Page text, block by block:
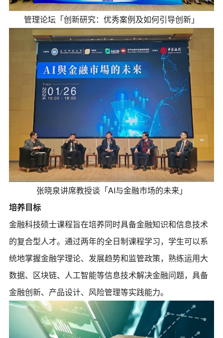
管理论坛「创新研究：优秀案例及如何引导创新」
张晓泉讲席教授谈「AI与金融市场的未来」
培养目标
金融科技硕士课程旨在培养同时具备金融知识和信息技术
的复合型人才。通过两年的全日制课程学习，学生可以系
统地掌握金融学理论、发展趋势和监管政策，熟练运用大
数据、区块链、人工智能等信息技术解决金融问题，具备
金融创新、产品设计、风险管理等实践能力。